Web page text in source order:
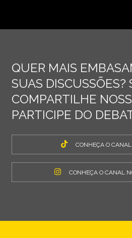
QUER MAIS
SUAS DISCUSSÕES?
COMPARTILHE
PARTICIPE DO
CONHEÇA O
CONHEÇA O CANAL